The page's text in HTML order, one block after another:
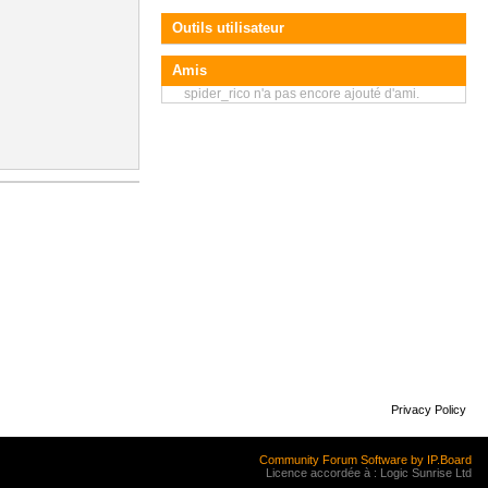
Outils utilisateur
Amis
spider_rico n'a pas encore ajouté d'ami.
Privacy Policy
Community Forum Software by IP.Board
Licence accordée à : Logic Sunrise Ltd